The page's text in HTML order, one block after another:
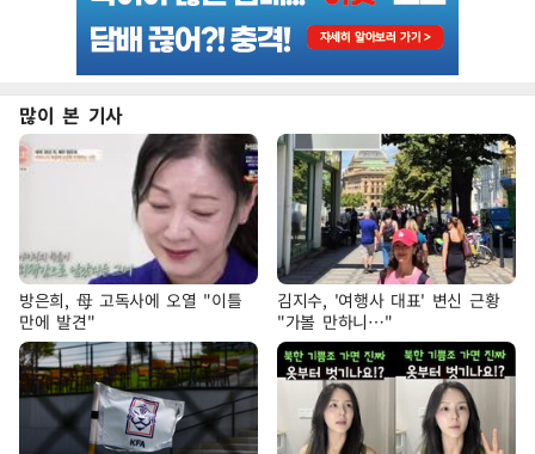
많이 본 기사
방은희, 母 고독사에 오열 "이틀
만에 발견"
김지수, '여행사 대표' 변신 근황
"가볼 만하니…"